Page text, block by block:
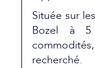
Située sur
Bozel à 5
recherché.